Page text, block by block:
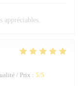
appréciables.
/ Prix : 5/5